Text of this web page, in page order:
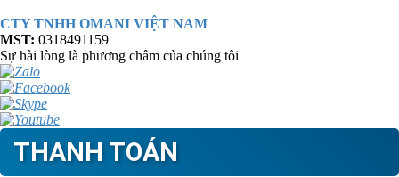
CTY TNHH OMANI VIỆT NAM
MST: 0318491159
Sự hài lòng là phương châm của chúng tôi
THANH TOÁN